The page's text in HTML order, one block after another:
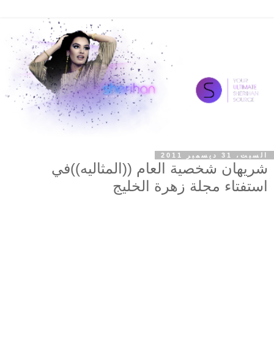
السبت، 31 ديسمبر 2011
شريهان شخصية العام ((المثاليه))في
استفتاء مجلة زهرة الخليج